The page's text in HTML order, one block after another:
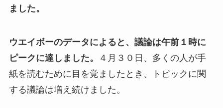
ました。
ウエイボーのデータによると、議論は午前１時に
ピークに達しました。
４月３０日、多くの人が手
紙を読むために目を覚ましたとき、トピックに関
する議論は増え続けました。